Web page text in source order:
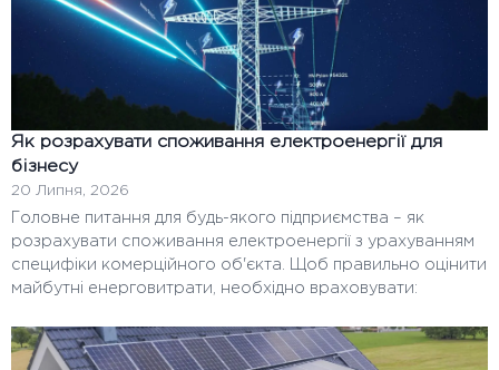
Як розрахувати споживання електроенергії для
бізнесу
20 Липня, 2026
Головне питання для будь-якого підприємства – як
розрахувати споживання електроенергії з урахуванням
специфіки комерційного об'єкта. Щоб правильно оцінити
майбутні енерговитрати, необхідно враховувати: